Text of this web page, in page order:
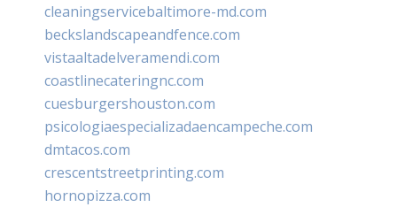
cleaningservicebaltimore-md.com
beckslandscapeandfence.com
vistaaltadelveramendi.com
coastlinecateringnc.com
cuesburgershouston.com
psicologiaespecializadaencampeche.com
dmtacos.com
crescentstreetprinting.com
hornopizza.com